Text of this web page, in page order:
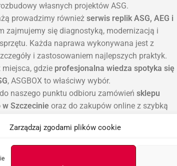
Zarządzaj zgodami plików cookie
własnych projektów ASG.
prowadzimy również serwis replik ASG, AEG i
zajmujemy się diagnostyką, modernizacją i
Każda naprawa wykonywana jest z
i zastosowaniem najlepszych praktyk.
gdzie profesjonalna wiedza spotyka się
, ASGBOX to właściwy wybór.
naszego punktu odbioru zamówień sklepu
Szczecinie oraz do zakupów online z szybką